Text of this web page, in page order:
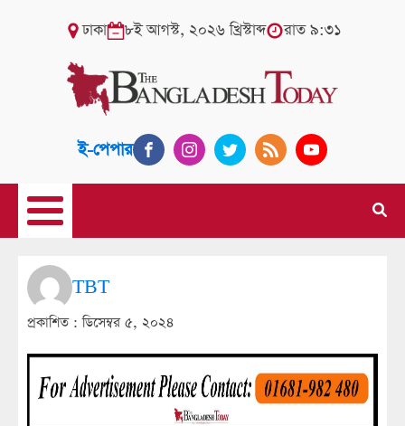
ঢাকা ৮ই আগস্ট, ২০২৬ খ্রিস্টাব্দ রাত ৯:৩১
ই-পেপার
TBT
প্রকাশিত :ডিসেম্বর ৫, ২০২৪